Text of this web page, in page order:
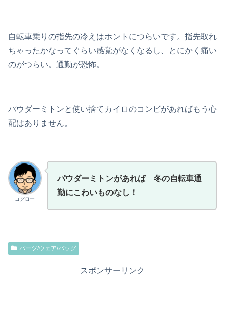
自転車乗りの指先の冷えはホントにつらいです。指先取れ
ちゃったかなってぐらい感覚がなくなるし、とにかく痛い
のがつらい。通勤が恐怖。
パウダーミトンと使い捨てカイロのコンビがあればもう心
配はありません。
コグロー
パウダーミトンがあれば 冬の自転車通
勤にこわいものなし！
パーツ/ウェア/バッグ
スポンサーリンク